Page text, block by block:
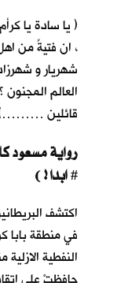
( يا سادة يا
، ان فتيةً من
شهريار و
العالم
قائلين
رواية مسعود
#
اكتشف
النفطية